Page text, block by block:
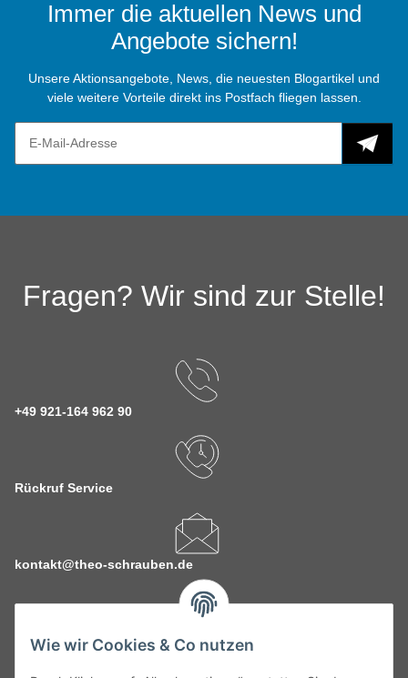
Wie wir Cookies & Co nutzen
Immer die aktuellen News und
Angebote sichern!
Unsere Aktionsangebote, News, die neuesten Blogartikel und
viele weitere Vorteile direkt ins Postfach fliegen lassen.
Fragen? Wir sind zur Stelle!
+49 921-164 962 90
Rückruf Service
kontakt@theo-schrauben.de